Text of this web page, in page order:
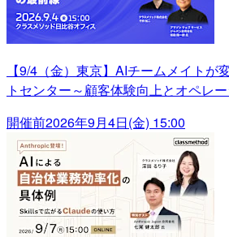
【9/4（金）東京】AIチームメイトが
トセンター～顧客体験向上とオペレ
開催前2026年9月4日(金) 15:00